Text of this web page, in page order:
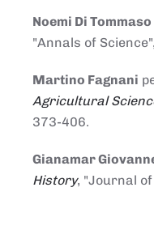
Noemi Di Tommaso
"Annals of
Martino Fagnani
Agricultural
373-406.
Gianamar
History, "Journal